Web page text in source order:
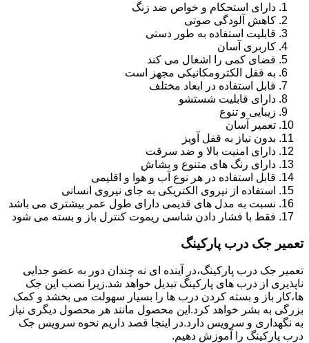
دارای استحکام و خواص ضد زنگ
کاهش آلودگی صوتی
قابلیت استفاده به طور دستی
کاربری آسان
فضای کمی را اشغال می کند
به قفل الکترومکانیکی مجهز است
قابل استفاده در ابعاد مختلف
دارای قابلیت شستشو
زیبایی و تنوع
تعمیر آسان
بدون نیاز به قفل آویز
دارای امنیت بالا و ضد سرقت
دارای رنگ های متنوع و بشاش
قابل استفاده در هر نوع آب و هوا و اقلیمی
استفاده از نیروی الکتریکی به جای نیروی انسانی
نسبت به مدل های قدیمی دارای طول عمر بیشتری می باشد
فقط با فشار دادن شاسی ریموت کنترل باز و بسته می شود
تعمیر جک درب پارکینگ
تعمیر جک درب پارکینگ،در آینده ای نه چندان دور به عضو جدایی
ناپذیری از درب های پارکینگ تبدیل خواهد شد.زیرا نصب این جک
ها،کار باز و بسته کردن درب ها را بسیار سهولت می بخشد و کمک
بزرگی به بشر خواهد کرد.این محصول مانند هر محصول دیگری نیاز
به نگهداری و سرویس دارد.در اینجا قصد داریم نحوه سرویس جک
درب پارکینگ را آموزش دهیم.